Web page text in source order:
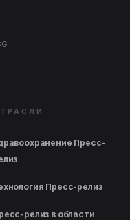
Пресс-
Пресс-релиз
релиз в области